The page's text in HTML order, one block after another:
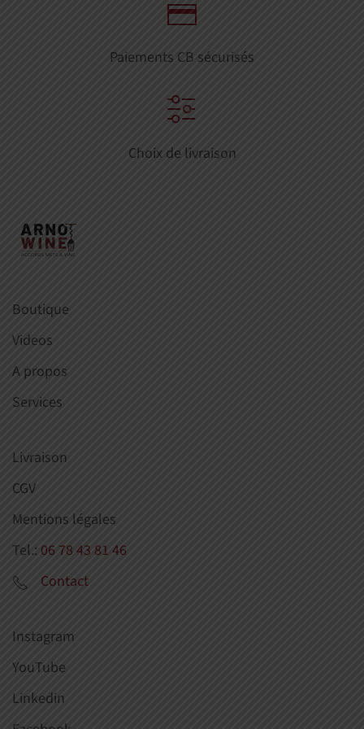
Paiements CB sécurisés
Choix de livraison
Boutique
Videos
A propos
Services
Livraison
CGV
Mentions légales
Tel.: 06 78 43 81 46
Contact
Instagram
YouTube
Linkedin